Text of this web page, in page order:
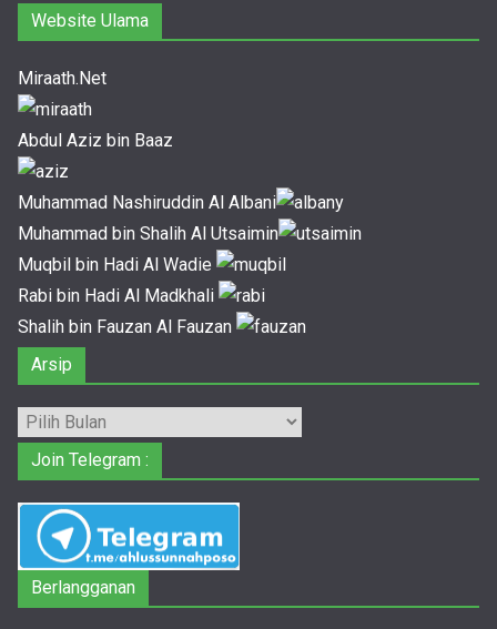
Website Ulama
Miraath.Net
Abdul Aziz bin Baaz
Muhammad Nashiruddin Al Albani
Muhammad bin Shalih Al Utsaimin
Muqbil bin Hadi Al Wadie
Rabi bin Hadi Al Madkhali
Shalih bin Fauzan Al Fauzan
Arsip
Arsip
Join Telegram :
Berlangganan